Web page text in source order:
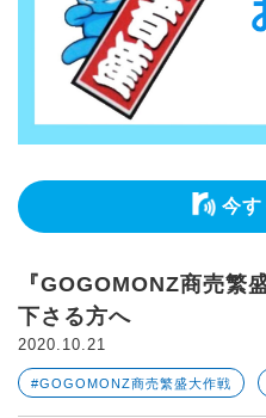
今す
『GOGOMONZ商売繁
下さる方へ
2020.10.21
#GOGOMONZ商売繁盛大作戦